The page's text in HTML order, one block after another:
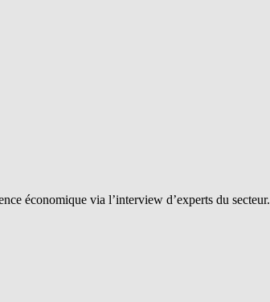
économique via l’interview d’experts du secteur.